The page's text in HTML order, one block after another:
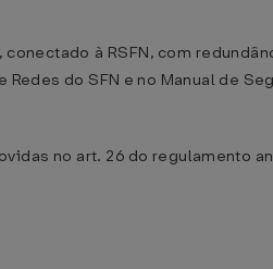
à RSFN, com
do SFN e no Manual de
no art. 26 do regulamento